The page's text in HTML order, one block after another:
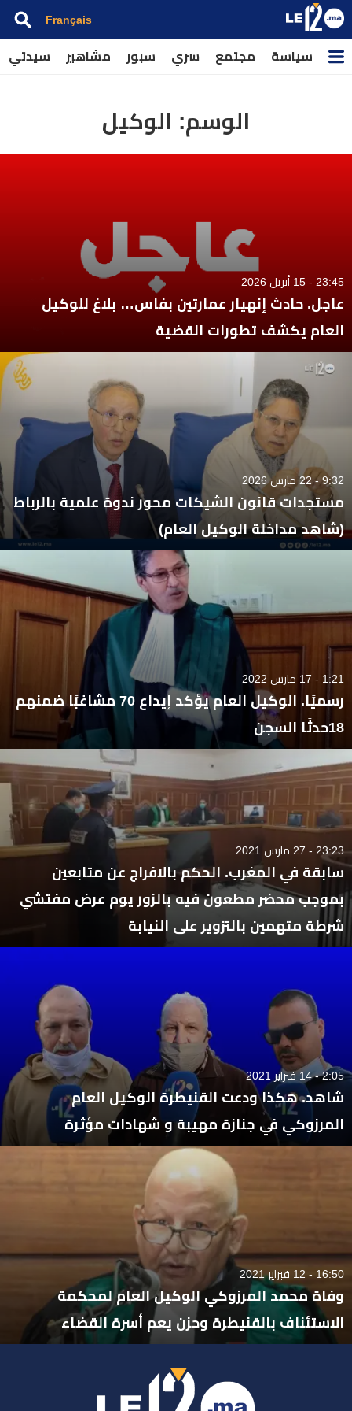
Français
سياسة مجتمع سري سبور مشاهير سيدتي
الوسم: الوكيل
23:45 - 15 أبريل 2026
عاجل. حادث إنهيار عمارتين بفاس… بلاغ للوكيل
العام يكشف تطورات القضية
9:32 - 22 مارس 2026
مستجدات قانون الشيكات محور ندوة علمية بالرباط
(شاهد مداخلة الوكيل العام)
1:21 - 17 مارس 2022
رسميًا. الوكيل العام يؤكد إيداع 70 مشاغبًا ضمنهم
18حدثًا السجن
23:23 - 27 مارس 2021
سابقة في المغرب. الحكم بالافراج عن متابعين
بموجب محضر مطعون فيه بالزور يوم عرض مفتشي
شرطة متهمين بالتزوير على النيابة
2:05 - 14 فبراير 2021
شاهد. هكذا ودعت القنيطرة الوكيل العام
المرزوكي في جنازة مهيبة و شهادات مؤثرة
16:50 - 12 فبراير 2021
وفاة محمد المرزوكي الوكيل العام لمحكمة
الاستئناف بالقنيطرة وحزن يعم أسرة القضاء